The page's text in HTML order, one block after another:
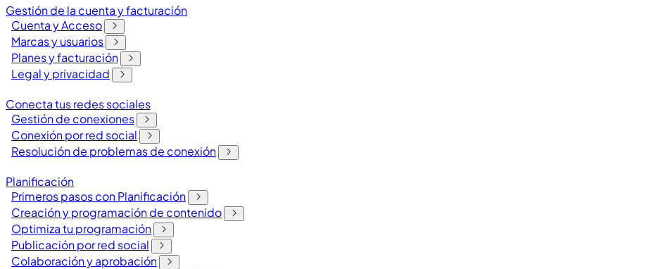
Gestión de la cuenta y facturación
Cuenta y Acceso
Marcas y usuarios
Planes y facturación
Legal y privacidad
Conecta tus redes sociales
Gestión de conexiones
Conexión por red social
Resolución de problemas de conexión
Planificación
Primeros pasos con Planificación
Creación y programación de contenido
Optimiza tu programación
Publicación por red social
Colaboración y aprobación